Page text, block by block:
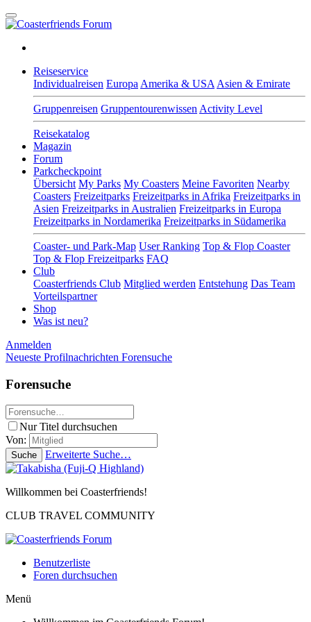
Reiseservice
Individualreisen Europa Amerika & USA Asien & Emirate
Gruppenreisen Gruppentourenwissen Activity Level
Reisekatalog
Magazin
Forum
Parkcheckpoint
Übersicht My Parks My Coasters Meine Favoriten Nearby
Coasters Freizeitparks Freizeitparks in Afrika Freizeitparks in
Asien Freizeitparks in Australien Freizeitparks in Europa
Freizeitparks in Nordamerika Freizeitparks in Südamerika
Coaster- und Park-Map User Ranking Top & Flop Coaster
Top & Flop Freizeitparks FAQ
Club
Coasterfriends Club Mitglied werden Entstehung Das Team
Vorteilspartner
Shop
Was ist neu?
Anmelden
Neueste Profilnachrichten Forensuche
Forensuche
Nur Titel durchsuchen
Von:
Suche Erweiterte Suche…
Willkommen bei Coasterfriends!
CLUB TRAVEL COMMUNITY
Benutzerliste
Foren durchsuchen
Menü